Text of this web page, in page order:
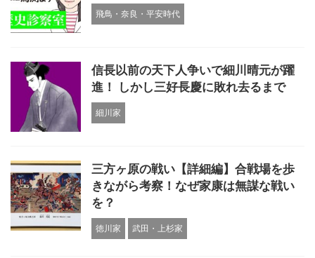
飛鳥・奈良・平安時代
信長以前の天下人争いで細川晴元が躍
進！ しかし三好長慶に敗れ去るまで
細川家
三方ヶ原の戦い【詳細編】合戦場を歩
きながら考察！なぜ家康は無謀な戦い
を？
徳川家 武田・上杉家